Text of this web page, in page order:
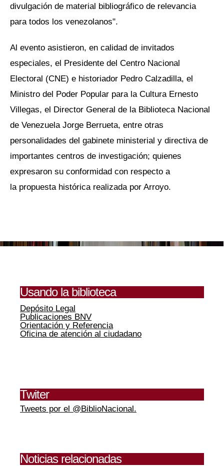
divulgación de material bibliográfico de relevancia
para todos los venezolanos".
Al evento asistieron, en calidad de invitados
especiales, el Presidente del Centro Nacional
Electoral (CNE) e historiador Pedro Calzadilla, el
Ministro del Poder Popular para la Cultura Ernesto
Villegas, el Director General de la Biblioteca Nacional
de Venezuela Jorge Berrueta, entre otras
personalidades del gabinete ministerial y directiva de
importantes centros de investigación; quienes
expresaron su conformidad con respecto a
la propuesta histórica realizada por Arroyo.
Usando la biblioteca
Depósito Legal
Publicaciones BNV
Orientación y Referencia
Oficina de atención al ciudadano
Twiter
Tweets por el @BiblioNacional.
Noticias relacionadas